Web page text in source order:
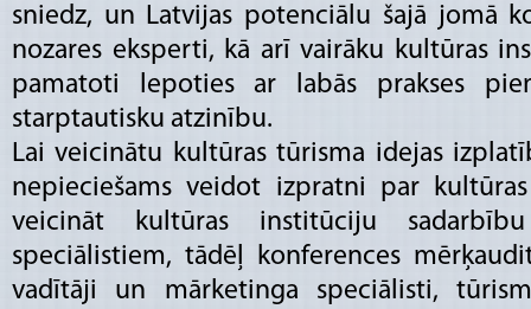
sniedz, un Latvijas potenciālu šajā jomā
nozares eksperti, kā arī vairāku kultūras
pamatoti lepoties ar labās prakses
starptautisku atzinību.
Lai veicinātu kultūras tūrisma idejas
nepieciešams veidot izpratni par
veicināt kultūras institūciju
speciālistiem, tādēļ konferences
vadītāji un mārketinga speciālisti,